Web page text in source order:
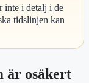
inte i detalj i de
tidslinjen kan
är osäkert